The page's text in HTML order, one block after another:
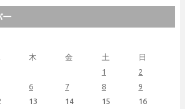
ー
木 金 土 日
1
2
6 7 8
9
13 14 15
16